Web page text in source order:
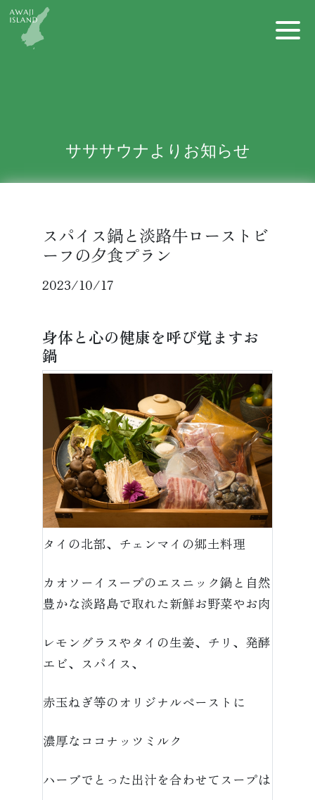
Skip
サササウナよりお知らせ
スパイス鍋と淡路牛ローストビ
ーフの夕食プラン
2023/10/17
身体と心の健康を呼び覚ますお
鍋
タイの北部、チェンマイの郷土料理
カオソーイスープのエスニック鍋と自然
豊かな淡路島で取れた新鮮お野菜やお肉
レモングラスやタイの生姜、チリ、発酵
エビ、スパイス、
赤玉ねぎ等のオリジナルペーストに
濃厚なココナッツミルク
ハーブでとった出汁を合わせてスープは